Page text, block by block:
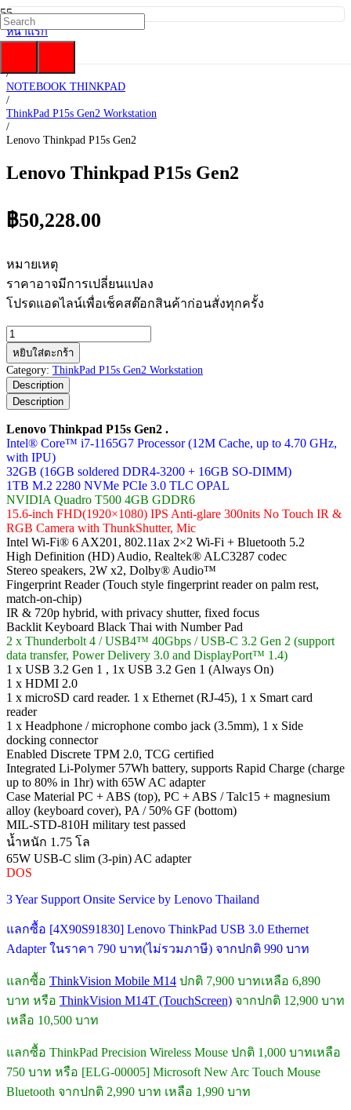
หน้าแรก
/
/
NOTEBOOK THINKPAD
/
ThinkPad P15s Gen2 Workstation
/
Lenovo Thinkpad P15s Gen2
Lenovo Thinkpad P15s Gen2
฿50,228.00
หมายเหตุ
ราคาอาจมีการเปลี่ยนแปลง
โปรดแอดไลน์เพื่อเช็คสต๊อกสินค้าก่อนสั่งทุกครั้ง
จำนวน
Lenovo
Thinkpad
P15s
Gen2
ชิ้น
หยิบใส่ตะกร้า
Category: ThinkPad P15s Gen2 Workstation
Description
Description
Lenovo Thinkpad P15s Gen2 .
Intel® Core™ i7-1165G7 Processor (12M Cache, up to 4.70 GHz,
with IPU)
32GB (16GB soldered DDR4-3200 + 16GB SO-DIMM)
1TB M.2 2280 NVMe PCIe 3.0 TLC OPAL
NVIDIA Quadro T500 4GB GDDR6
15.6-inch FHD(1920×1080) IPS Anti-glare 300nits No Touch IR &
RGB Camera with ThunkShutter, Mic
Intel Wi-Fi® 6 AX201, 802.11ax 2×2 Wi-Fi + Bluetooth 5.2
High Definition (HD) Audio, Realtek® ALC3287 codec
Stereo speakers, 2W x2, Dolby® Audio™
Fingerprint Reader (Touch style fingerprint reader on palm rest,
match-on-chip)
IR & 720p hybrid, with privacy shutter, fixed focus
Backlit Keyboard Black Thai with Number Pad
2 x Thunderbolt 4 / USB4™ 40Gbps / USB-C 3.2 Gen 2 (support
data transfer, Power Delivery 3.0 and DisplayPort™ 1.4)
1 x USB 3.2 Gen 1 , 1x USB 3.2 Gen 1 (Always On)
1 x HDMI 2.0
1 x microSD card reader. 1 x Ethernet (RJ-45), 1 x Smart card
reader
1 x Headphone / microphone combo jack (3.5mm), 1 x Side
docking connector
Enabled Discrete TPM 2.0, TCG certified
Integrated Li-Polymer 57Wh battery, supports Rapid Charge (charge
up to 80% in 1hr) with 65W AC adapter
Case Material PC + ABS (top), PC + ABS / Talc15 + magnesium
alloy (keyboard cover), PA / 50% GF (bottom)
MIL-STD-810H military test passed
น้ำหนัก 1.75 โล
65W USB-C slim (3-pin) AC adapter
DOS
3 Year Support Onsite Service by Lenovo Thailand
แลกซื้อ [4X90S91830] Lenovo ThinkPad USB 3.0 Ethernet
Adapter ในราคา 790 บาท(ไม่รวมภาษี) จากปกติ 990 บาท
แลกซื้อ ThinkVision Mobile M14 ปกติ 7,900 บาทเหลือ 6,890
บาท หรือ ThinkVision M14T (TouchScreen) จากปกติ 12,900 บาท
เหลือ 10,500 บาท
แลกซื้อ ThinkPad Precision Wireless Mouse ปกติ 1,000 บาทเหลือ
750 บาท หรือ [ELG-00005] Microsoft New Arc Touch Mouse
Bluetooth จากปกติ 2,990 บาท เหลือ 1,990 บาท